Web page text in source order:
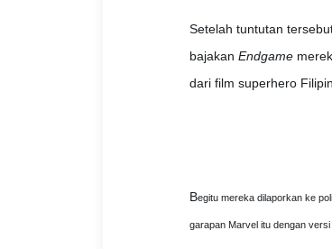
Setelah tuntutan
bajakan Endgame
dari film superhero
Begitu mereka dilaporkan ke
garapan Marvel itu dengan